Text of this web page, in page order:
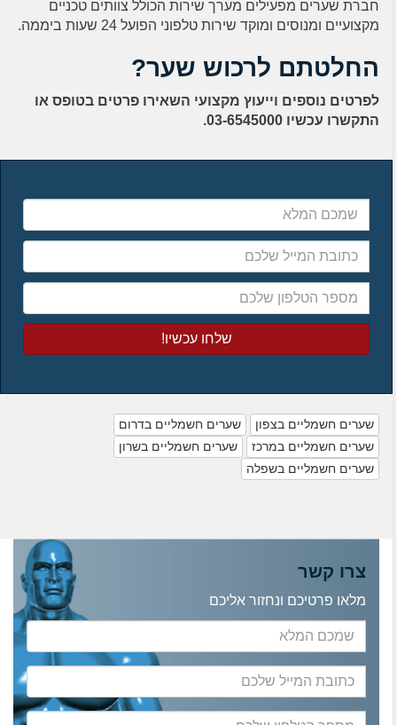
חברת שערים מפעילים מערך שירות הכולל צוותים טכניים
מקצועיים ומנוסים ומוקד שירות טלפוני הפועל 24 שעות ביממה.
החלטתם לרכוש שער?
לפרטים נוספים וייעוץ מקצועי השאירו פרטים בטופס או
התקשרו עכשיו 03-6545000.
שמכם
המלא
כתובת
המייל
מספר
הטלפון
שלכם
שערים חשמליים בצפון
שערים חשמליים בדרום
שערים חשמליים במרכז
שערים חשמליים בשרון
שערים חשמליים בשפלה
צרו קשר
מלאו פרטיכם ונחזור אליכם
שמכם
המלא
כתובת
המייל
שלכם
מספר